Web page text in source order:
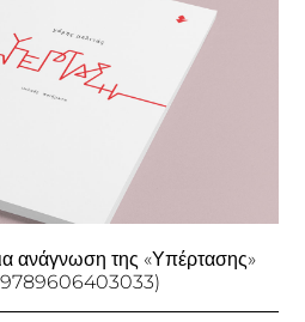
ανάγνωση της «Υπέρτασης»
9789606403033)